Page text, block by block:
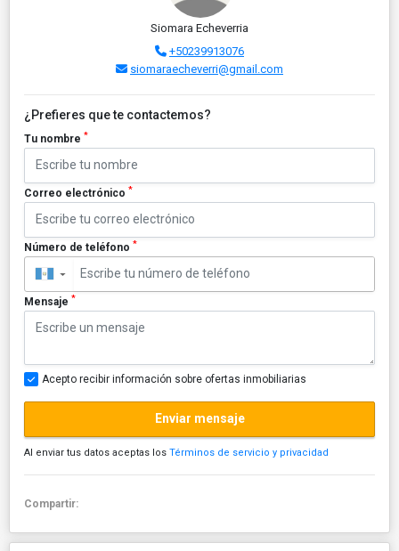
Siomara Echeverria
+50239913076
siomaraecheverri@gmail.com
¿Prefieres que te contactemos?
Tu nombre *
Correo electrónico *
Número de teléfono *
▼
Mensaje *
Acepto recibir información sobre ofertas inmobiliarias
Enviar mensaje
Al enviar tus datos aceptas los Términos de servicio y privacidad
Compartir: